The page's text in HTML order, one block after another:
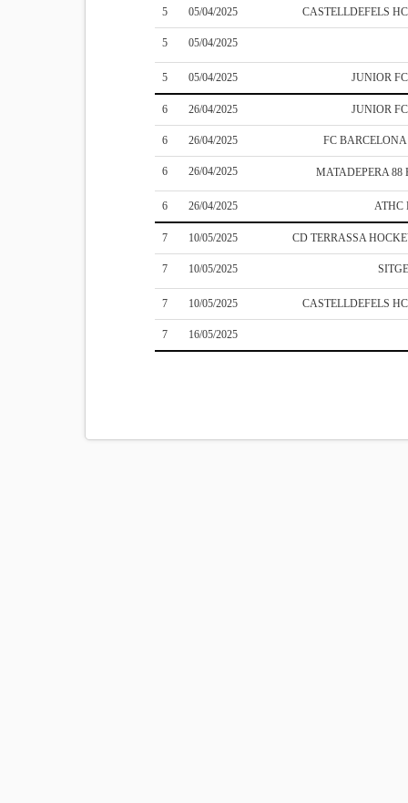
5 05/04/2025 CASTELLDEFELS
5 05/04/2025
5 05/04/2025 JUNIOR
6 26/04/2025 JUNIOR
6 26/04/2025 FC
6 26/04/2025 MATADEPERA 88
6 26/04/2025 ATHC
7 10/05/2025 CD TERRASSA
7 10/05/2025
7 10/05/2025 CASTELLDEFELS
7 16/05/2025